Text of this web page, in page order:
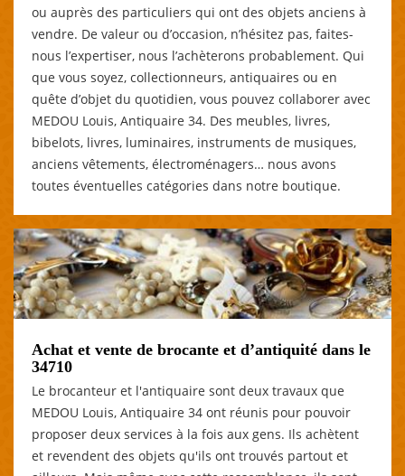
ou auprès des particuliers qui ont des objets anciens à
vendre. De valeur ou d’occasion, n’hésitez pas, faites-
nous l’expertiser, nous l’achèterons probablement. Qui
que vous soyez, collectionneurs, antiquaires ou en
quête d’objet du quotidien, vous pouvez collaborer avec
MEDOU Louis, Antiquaire 34. Des meubles, livres,
bibelots, livres, luminaires, instruments de musiques,
anciens vêtements, électroménagers… nous avons
toutes éventuelles catégories dans notre boutique.
Achat et vente de brocante et d’antiquité dans le
34710
Le brocanteur et l'antiquaire sont deux travaux que
MEDOU Louis, Antiquaire 34 ont réunis pour pouvoir
proposer deux services à la fois aux gens. Ils achètent
et revendent des objets qu'ils ont trouvés partout et